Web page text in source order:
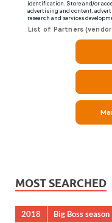
MOST SEARCHED
2018 Big Boss season